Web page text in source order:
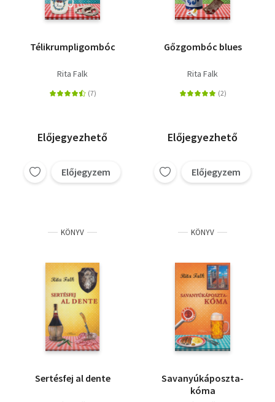
Télikrumpligombóc
Rita Falk
Előjegyezhető
Előjegyzem
Gőzgombóc blues
Rita Falk
Előjegyezhető
Előjegyzem
KÖNYV
Sertésfej al dente
KÖNYV
Savanyúkáposzta-
kóma